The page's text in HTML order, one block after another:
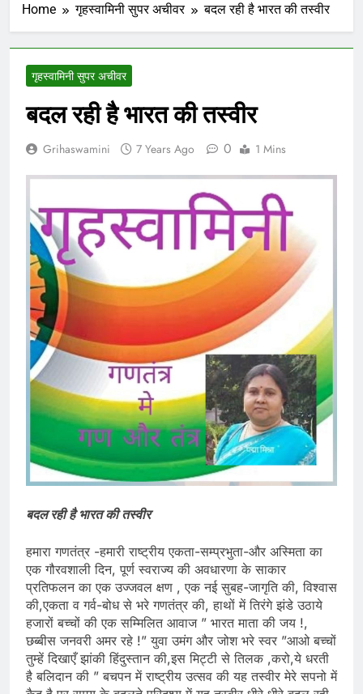
Home गृहस्वामिनी सुपर अचीवर बदल रही है भारत की तस्वीर
गृहस्वामिनी सुपर अचीवर
बदल रही है भारत की तस्वीर
Grihaswamini 7 Years Ago 0 1 Mins
बदल रही है भारत की तस्वीर
हमारा गणतंत्र -हमारी राष्ट्रीय एकता-सम्प्रभुता-और अस्मिता का
एक गौरवशाली दिन, पूर्ण स्वराज्य की अवधारणा के साकार
प्रतिफलन का एक उज्जवल क्षण , एक नई सुबह-जागृति की, विश्वास
की,एकता व गर्व-बोध से भरे गणतंत्र की, हाथों में तिरंगे झंडे उठाये
हजारों बच्चों की एक सम्मिलित आवाज ” भारत माता की जय !,
छब्बीस जनवरी अमर रहे !” युवा उमंग और जोश भरे स्वर ”आओ बच्चों
तुम्हें दिखाएँ झांकी हिंदुस्तान की,इस मिट्टी से तिलक ,करो,ये धरती
है बलिदान की ” बचपन में राष्ट्रीय उत्सव की यह तस्वीर मेरे सपनो में